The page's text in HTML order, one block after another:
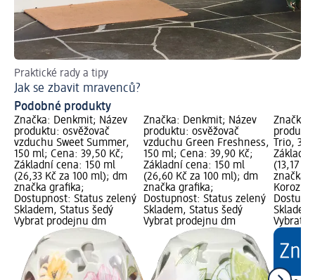
Praktické rady a tipy
Jak se zbavit mravenců?
Podobné produkty
Značka: Denkmit; Název
produktu: osvěžovač
vzduchu Sweet Summer,
150 ml; Cena: 39,50 Kč;
Základní cena: 150 ml
(26,33 Kč za 100 ml); dm
značka grafika;
Dostupnost: Status zelený
Skladem, Status šedý
Vybrat prodejnu dm
Značka: Denkmit; Název
produktu: osvěžovač
vzduchu Green Freshness,
150 ml; Cena: 39,90 Kč;
Základní cena: 150 ml
(26,60 Kč za 100 ml); dm
značka grafika;
Dostupnost: Status zelený
Skladem, Status šedý
Vybrat prodejnu dm
Značka:
Trio, 3
Základní
(13,17
značka
Vybrat